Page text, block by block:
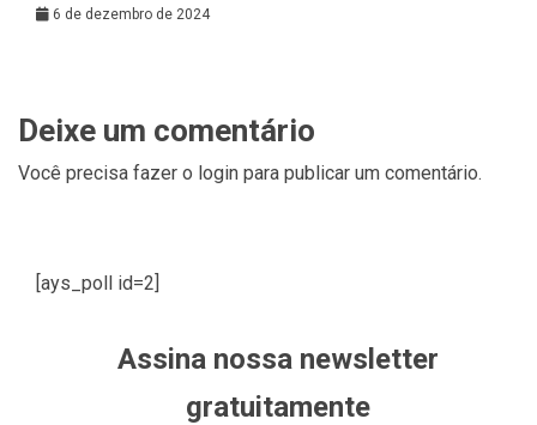
6 de dezembro de 2024
Deixe um comentário
Você precisa fazer o login para publicar um comentário.
[ays_poll id=2]
Assina nossa newsletter
gratuitamente